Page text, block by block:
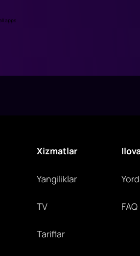
Xizmatlar
Yangiliklar
TV
Tariflar
FAQ